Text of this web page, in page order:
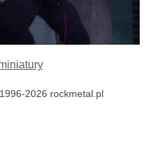
2026 rockmetal.pl